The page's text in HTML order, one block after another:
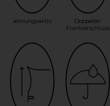
atmungsaktiv
Doppelter
Frontverschluss